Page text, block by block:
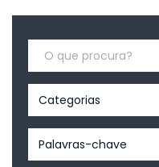
Categorias
Palavras-chave